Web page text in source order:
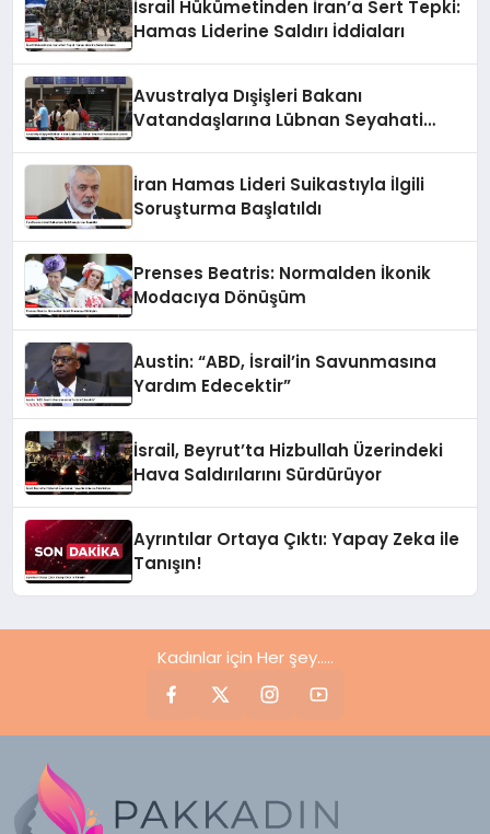
İsrail Hükümetinden İran’a Sert Tepki:
Hamas Liderine Saldırı İddiaları
Avustralya Dışişleri Bakanı
Vatandaşlarına Lübnan Seyahati
İran Hamas Lideri Suikastıyla İlgili
Soruşturma Başlatıldı
Prenses Beatris: Normalden İkonik
Modacıya Dönüşüm
Austin: “ABD, İsrail’in Savunmasına
Yardım Edecektir”
İsrail, Beyrut’ta Hizbullah Üzerindeki
Hava Saldırılarını Sürdürüyor
Ayrıntılar Ortaya Çıktı: Yapay Zeka ile
Tanışın!
Kadınlar için Her şey.....